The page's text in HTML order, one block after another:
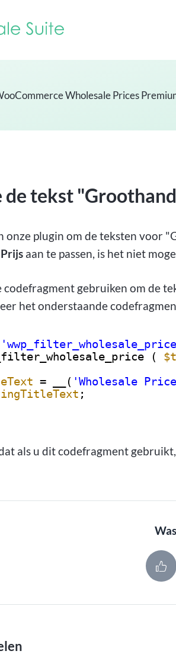
Wholesale Prices
de tekst
onze plugin om de teksten voor
aan te passen, is het niet
codefragment gebruiken om de
het onderstaande
(
= __( 'Wholesale
;
als u dit codefragment